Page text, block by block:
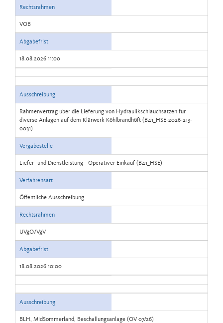
Rechtsrahmen
VOB
Abgabefrist
18.08.2026 11:00
Ausschreibung
Rahmenvertrag über die Lieferung von Hydraulikschlauchsätzen für
diverse Anlagen auf dem Klärwerk Köhlbrandhöft (B41_HSE-2026-213-
0031)
Vergabestelle
Liefer- und Dienstleistung - Operativer Einkauf (B41_HSE)
Verfahrensart
Öffentliche Ausschreibung
Rechtsrahmen
UVgO/VgV
Abgabefrist
18.08.2026 10:00
Ausschreibung
BLH, MidSommerland, Beschallungsanlage (OV 07/26)